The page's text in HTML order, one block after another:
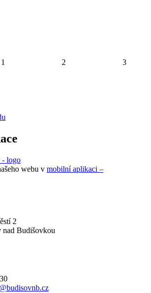
1 2 3
webu v mobilní aplikaci –
2
nad Budišovkou